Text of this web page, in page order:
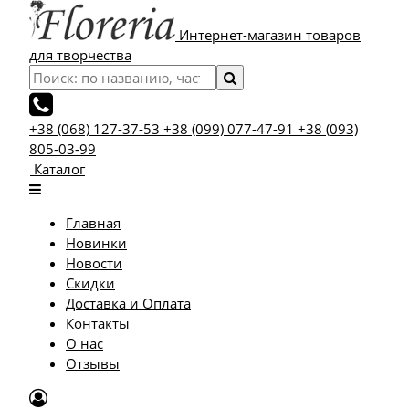
Интернет-магазин товаров
для творчества
+38 (068) 127-37-53 +38 (099) 077-47-91 +38 (093)
805-03-99
Каталог
Главная
Новинки
Новости
Скидки
Доставка и Оплата
Контакты
О нас
Отзывы